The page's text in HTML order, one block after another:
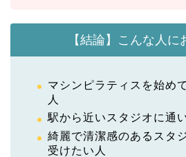
【結論】こんな人に
マシンピラティスを始め
人
駅から近いスタジオに通
綺麗で清潔感のあるスタ
受けたい人